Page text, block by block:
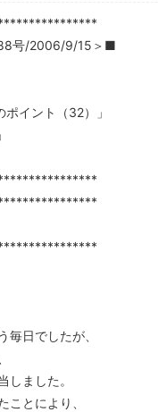
88号/2006/9/15＞■
ポイント（32）」
毎日でしたが、
ました。
ことにより、